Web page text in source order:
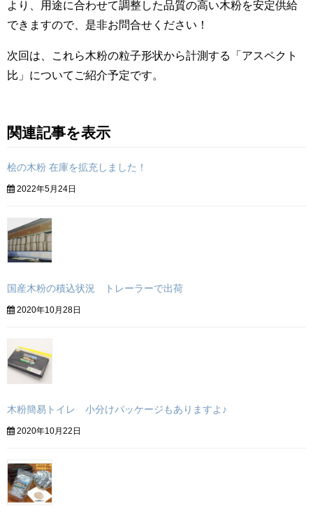
より、用途に合わせて調整した品質の高い木粉を安定供給
できますので、是非お問合せください！
次回は、これら木粉の粒子形状から計測する「アスペクト
比」についてご紹介予定です。
関連記事を表示
桧の木粉 在庫を拡充しました！
2022年5月24日
国産木粉の積込状況 トレーラーで出荷
2020年10月28日
木粉簡易トイレ 小分けパッケージもありますよ♪
2020年10月22日